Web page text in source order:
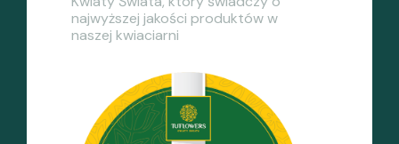
najwyższej jakości produktów w
naszej kwiaciarni